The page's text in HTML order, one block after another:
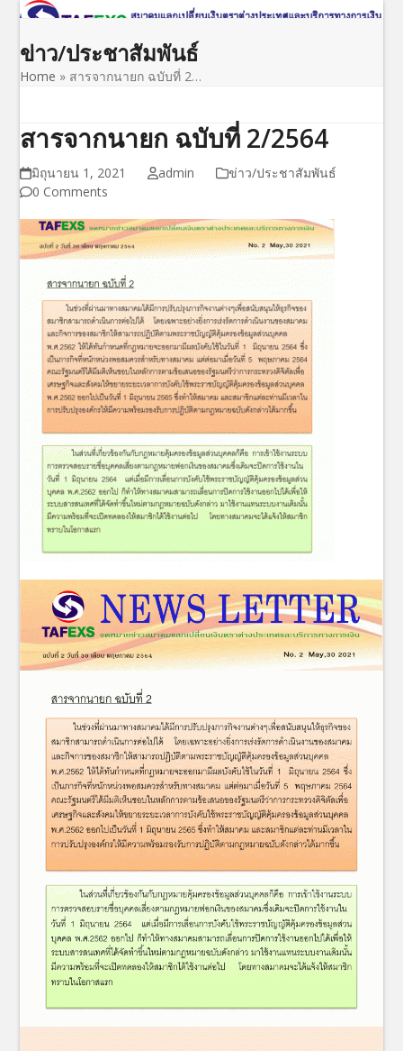
Skip
content
Open
mobile
menu
Close
mobile
menu
ข่าว/ประชาสัมพันธ์
Home » สารจากนายก ฉบับที่ 2…
สารจากนายก ฉบับที่ 2/2564
มิถุนายน 1, 2021 admin
ข่าว/ประชาสัมพันธ์
0 Comments